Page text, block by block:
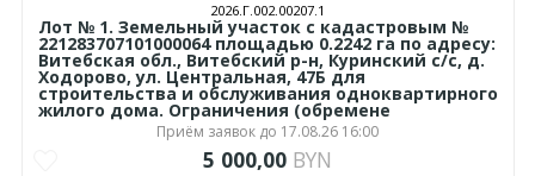
2026.Г.002.00207.1
Лот № 1. Земельный участок с кадастровым №
221283707101000064 площадью 0.2242 га по адресу:
Витебская обл., Витебский р-н, Куринский с/с, д.
Ходорово, ул. Центральная, 47Б для
строительства и обслуживания одноквартирного
жилого дома. Ограничения (обремене
Приём заявок до 17.08.26 16:00
5 000,00 BYN